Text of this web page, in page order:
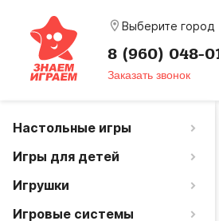
room Выберите город
8 (960) 048-
Заказать звонок
Настольные игры
Игры для детей
Игрушки
Игровые системы